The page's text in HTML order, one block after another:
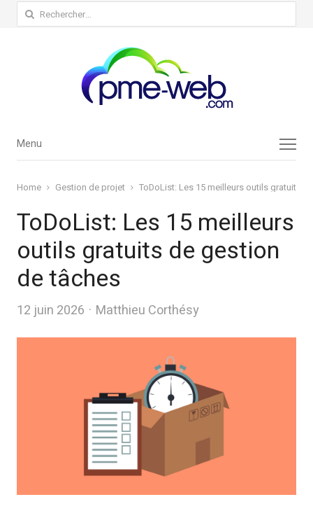
Rechercher :
Menu
Menu
Home Gestion de projet ToDoList: Les 15 meilleurs outils gratuits
ToDoList: Les 15 meilleurs
outils gratuits de gestion
de tâches
12 juin 2026 Author
Matthieu Corthésy